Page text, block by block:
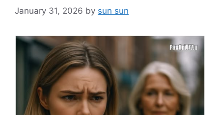
January 31, 2026 by sun sun